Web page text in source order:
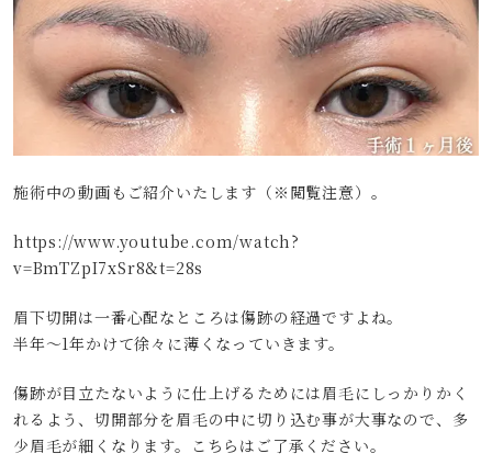
施術中の動画もご紹介いたします（※閲覧注意）。
https://www.youtube.com/watch?
v=BmTZpI7xSr8&t=28s
眉下切開は一番心配なところは傷跡の経過ですよね。
半年～1年かけて徐々に薄くなっていきます。
傷跡が目立たないように仕上げるためには眉毛にしっかりかく
れるよう、切開部分を眉毛の中に切り込む事が大事なので、多
少眉毛が細くなります。こちらはご了承ください。